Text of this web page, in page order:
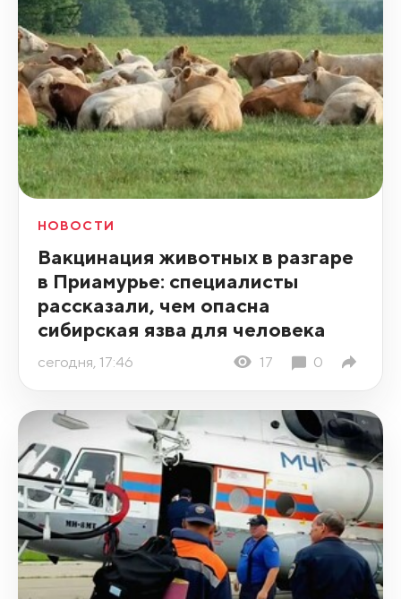
НОВОСТИ
Вакцинация животных в разгаре
в Приамурье: специалисты
рассказали, чем опасна
сибирская язва для человека
сегодня, 17:46 17 0